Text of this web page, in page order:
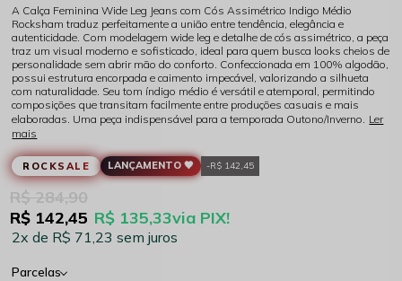
A Calça Feminina Wide Leg Jeans com Cós Assimétrico Indigo Médio
Rocksham traduz perfeitamente a união entre tendência, elegância e
autenticidade. Com modelagem wide leg e detalhe de cós assimétrico, a peça
traz um visual moderno e sofisticado, ideal para quem busca looks cheios de
personalidade sem abrir mão do conforto. Confeccionada em 100% algodão,
possui estrutura encorpada e caimento impecável, valorizando a silhueta
com naturalidade. Seu tom índigo médio é versátil e atemporal, permitindo
composições que transitam facilmente entre produções casuais e mais
elaboradas. Uma peça indispensável para a temporada Outono/Inverno. Ler
mais
ROCKSALE LANÇAMENTO 🖤 R$ 142,45
R$ 135,33via PIX!
R$ 284,90
R$ 142,45
2x R$ 71,23sem juros
Parcelas